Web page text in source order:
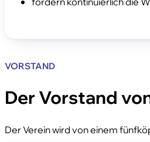
VORSTAND
Der Vorstand
Der Verein wird von einem